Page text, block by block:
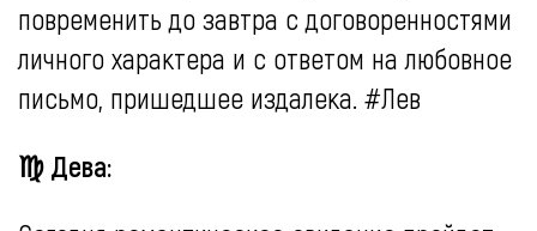
повременить до завтра с договоренностями
личного характера и с ответом на любовное
письмо, пришедшее издалека. #Лев
♍ Дева: